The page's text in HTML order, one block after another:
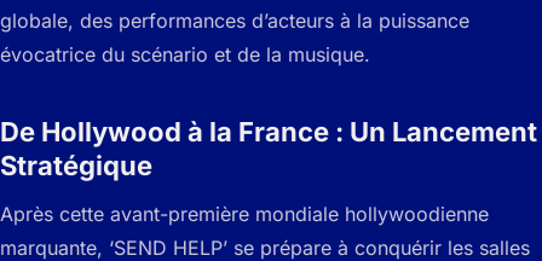
globale, des performances d’acteurs à la puissance
évocatrice du scénario et de la musique.
De Hollywood à la France : Un Lancement
Stratégique
Après cette avant-première mondiale hollywoodienne
marquante, ‘SEND HELP’ se prépare à conquérir les salles